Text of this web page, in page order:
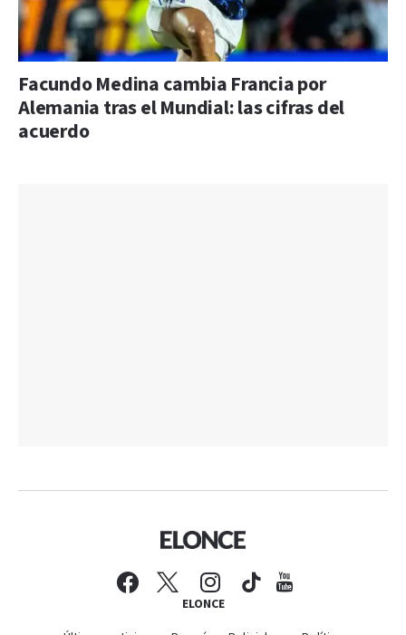
Facundo Medina cambia Francia por
Alemania tras el Mundial: las cifras del
acuerdo
ELONCE